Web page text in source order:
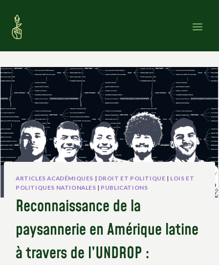
content
ARTICLES ACADÉMIQUES | DROIT ET POLITIQUE | LOIS ET
POLITIQUES NATIONALES | PUBLICATIONS
Reconnaissance de la
paysannerie en Amérique latine
à travers de l’UNDROP :